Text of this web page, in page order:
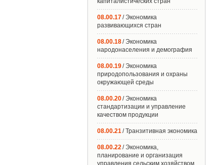
08.00.17/ Экономика
развивающихся стран
08.00.18/ Экономика
народонаселения и демография
08.00.19/ Экономика
природопользования и охраны
окружающей среды
08.00.20/ Экономика
стандартизации и управление
качеством продукции
08.00.21/ Транзитивная экономика
08.00.22/ Экономика,
планирование и организация
управления сельским хозяйством